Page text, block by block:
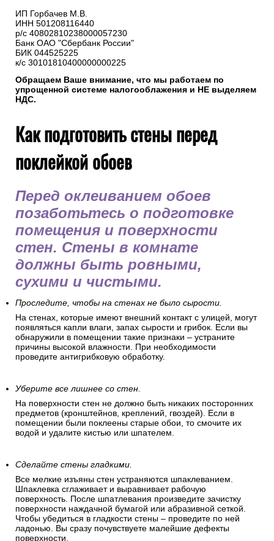
ИП Горбачев М.В.
ИНН 501208116440
р/с 40802810238000057230
Банк ОАО "Сбербанк России"
БИК 044525225
к/с 30101810400000000225
Обращаем Ваше внимание, что мы работаем по
упрощенной системе налогооблажения и НЕ выделяем
НДС.
Как подготовить стены перед
поклейкой обоев
Перед оклеиванием обоев
позаботьтесь о подготовке
помещения и поверхности
стен. Стены в комнате
должны быть ровными,
сухими и чистыми.
Проследите, чтобы на стенах не было сырости.
На стенах, которые имеют внешний контакт с улицей, могут
появляться капли влаги, запах сырости и грибок. Если вы
обнаружили в помещении такие признаки – устраните
причины высокой влажности. При необходимости
проведите антигрибковую обработку.
Уберите все лишнее со стен.
На поверхности стен не должно быть никаких посторонних
предметов (кронштейнов, креплений, гвоздей). Если в
помещении были поклеены старые обои, то смочите их
водой и удалите кистью или шпателем.
Сделайте стены гладкими.
Все мелкие изъяны стен устраняются шпаклеванием.
Шпаклевка сглаживает и выравнивает рабочую
поверхность. После шпатлевания произведите зачистку
поверхности наждачной бумагой или абразивной сеткой.
Чтобы убедиться в гладкости стены – проведите по ней
ладонью. Вы сразу почувствуете малейшие дефекты
поверхности.